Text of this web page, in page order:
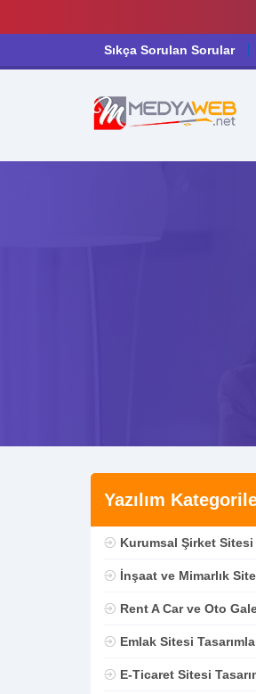
Sıkça Sorulan Sorular
Yazılım
Kurumsal Şirket Sitesi
İnşaat ve Mimarlık
Rent A Car ve Oto
Emlak Sitesi
E-Ticaret Sitesi